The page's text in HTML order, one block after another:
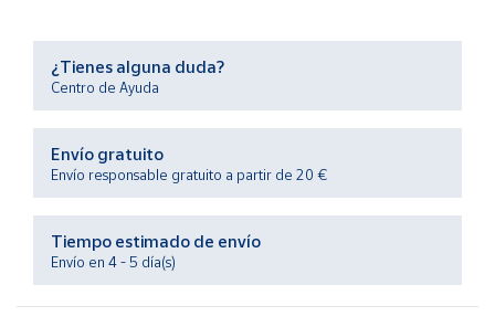
Ayuda
Centro
de ayuda
Contacto
Vendedores
¿Tienes alguna duda?
Centro de Ayuda
Envío gratuito
Envío responsable gratuito a partir de 20 €
Tiempo estimado de envío
Envío en 4 - 5 día(s)